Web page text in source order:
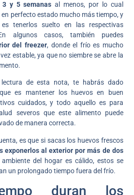
3 y 5 semanas al menos, por lo cual
perfecto estado mucho más tiempo, y
tenerlos suelto en las respectivas
algunos casos, también puedes
del freezer, donde el frío es mucho
estable, ya que no siembre se abre la
de esta nota, te habrás dado
es mantener los huevos en buen
cuidados, y todo aquello es para
severos que este alimento puede
de manera correcta.
es que si sacas los huevos frescos
exponerlos al exterior por más de dos
del hogar es cálido, estos se
un prolongado tiempo fuera del frío.
duran los